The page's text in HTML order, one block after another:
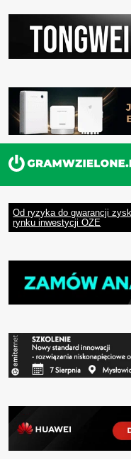
Od ryzyka do gwarancji
rynku inwestycji OZE